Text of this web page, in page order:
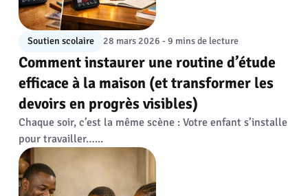
Soutien scolaire 28 mars 2026 - 9 mins de lecture
Comment instaurer une routine d’étude
efficace à la maison (et transformer les
devoirs en progrès visibles)
Chaque soir, c’est la même scène : Votre enfant s’installe
pour travailler…...